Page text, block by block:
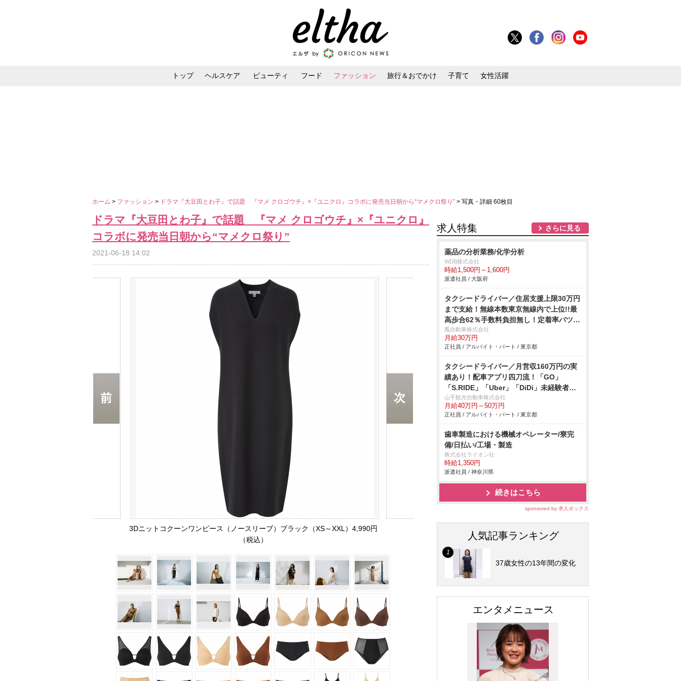
トップ ヘルスケア ビューティ フード ファッション 旅行＆おでかけ 子育て 女性活躍
ホーム > ファッション > ドラマ『大豆田とわ子』で話題 『マメ クロゴウチ』×『ユニクロ』コラボに発売当日朝から“マメクロ祭り” > 写真・詳細 60枚目
ドラマ『大豆田とわ子』で話題 『マメ クロゴウチ』×『ユニクロ』
コラボに発売当日朝から“マメクロ祭り”
2021-06-18 14:02
3Dニットコクーンワンピース（ノースリーブ）ブラック（XS～XXL）4,990円
（税込）
求人特集 さらに見る
薬品の分析業務/化学分析
WDB株式会社
時給1,500円～1,600円
派遣社員 / 大阪府
タクシードライバー／住居支援上限30万円
まで支給！無線本数東京無線内で上位!!最
高歩合62％手数料負担無し！定着率バツグ
ンの働きやすい環境です！
鳳自動車株式会社
月給30万円
正社員 / アルバイト・パート / 東京都
タクシードライバー／月営収160万円の実
績あり！配車アプリ四刀流！「GO」
「S.RIDE」「Uber」「DiDi」未経験者対
象：どちらか選べる！給料保障3ヶ月間30
万円 or 10ヶ月間25万円！経験者対象：30
万円支給！（定時制15万円）貸付金60万円
まで応相談格安自社寮＆借上げ寮ありで遠
方の方でもあんしんです♪
山手観光自動車株式会社
月給40万円～50万円
正社員 / アルバイト・パート / 東京都
歯車製造における機械オペレーター/寮完
備/日払い/工場・製造
株式会社ライオン社
時給1,350円
派遣社員 / 神奈川県
続きはこちら
sponsored by 求人ボックス
人気記事ランキング
37歳女性の13年間の変化
エンタメニュース